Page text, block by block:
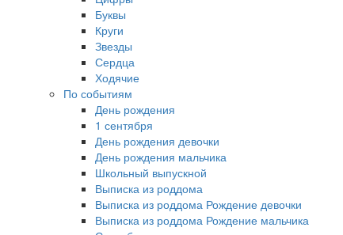
Буквы
Круги
Звезды
Сердца
Ходячие
По событиям
День рождения
1 сентября
День рождения девочки
День рождения мальчика
Школьный выпускной
Выписка из роддома
Выписка из роддома Рождение девочки
Выписка из роддома Рождение мальчика